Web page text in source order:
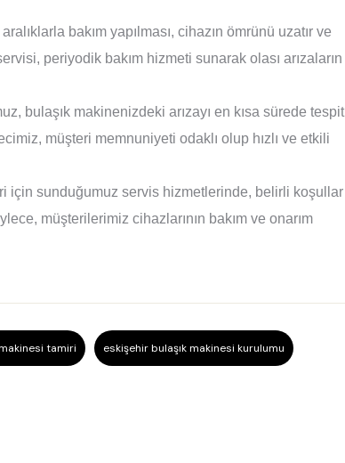
bakım yapılması, cihazın ömrünü uzatır ve
periyodik bakım hizmeti sunarak olası arızaların
bulaşık makinenizdeki arızayı en kısa sürede tespit
müşteri memnuniyeti odaklı olup hızlı ve etkili
için sunduğumuz servis hizmetlerinde, belirli koşullar
müşterilerimiz cihazlarının bakım ve onarım
tamiri eskişehir bulaşık makinesi kurulumu